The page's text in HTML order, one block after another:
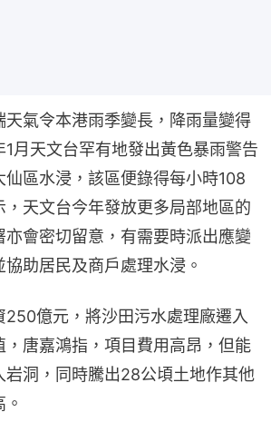
天氣令本港雨季變長，降雨量變得
月天文台罕有地發出黃色暴雨警告
區水浸，該區便錄得每小時108
，天文台今年發放更多局部地區的
亦會密切留意，有需要時派出應變
助居民及商戶處理水浸。
250億元，將沙田污水處理廠遷入
，唐嘉鴻指，項目費用高昂，但能
岩洞，同時騰出28公頃土地作其他